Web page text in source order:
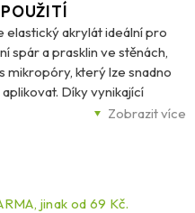
Zobrazit více
elastický akrylát ideální pro
spár a prasklin ve stěnách,
mikropóry, který lze snadno
Díky vynikající
vlivům je vhodný jak
dřeva a eloxovaného
ho na místech s vysokým
povrch by mohl být
jinak od 69 Kč.